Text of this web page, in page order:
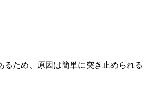
ため、原因は簡単に突き止められる